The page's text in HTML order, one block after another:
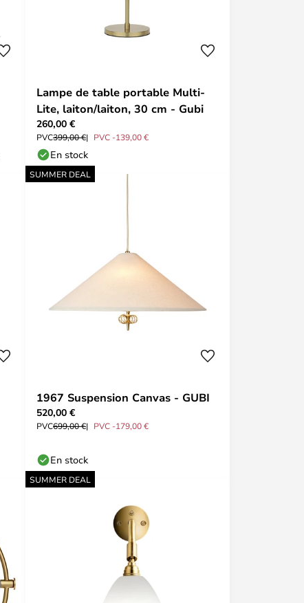
Lampe de table portable Multi-
Lite, laiton/laiton, 30 cm - Gubi
260,00 €
PVC399,00 € PVC -139,00 €
En stock
SUMMER DEAL
1967 Suspension Canvas - GUBI
520,00 €
PVC699,00 € PVC -179,00 €
En stock
SUMMER DEAL